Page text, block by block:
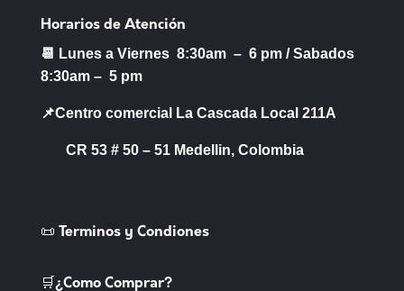
Horarios de Atención
📆 Lunes a Viernes 8:30am – 6 pm /Sabados
8:30am – 5 pm
📌Centro comercial La Cascada Local 211A
CR 53 # 50 – 51 Medellin, Colombia
📜 Terminos y Condiones
🛒¿Como Comprar?